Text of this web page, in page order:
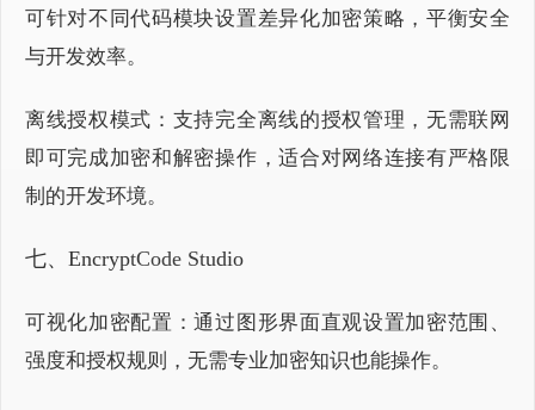
可针对不同代码模块设置差异化加密策略，平衡安全
与开发效率。
离线授权模式：支持完全离线的授权管理，无需联网
即可完成加密和解密操作，适合对网络连接有严格限
制的开发环境。
七、EncryptCode Studio
可视化加密配置：通过图形界面直观设置加密范围、
强度和授权规则，无需专业加密知识也能操作。